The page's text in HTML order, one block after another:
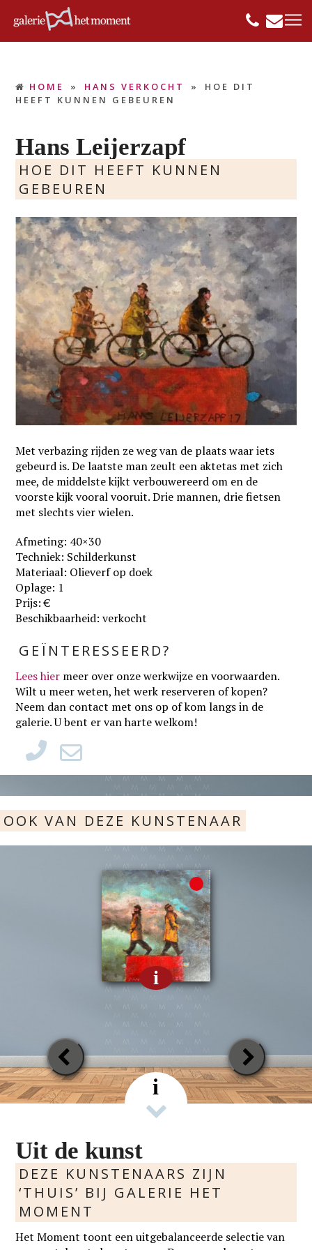
HOME » HANS VERKOCHT »
HOE DIT
HEEFT KUNNEN GEBEUREN
Hans Leijerzapf
HOE DIT HEEFT KUNNEN
GEBEUREN
Met verbazing rijden ze weg van de plaats waar iets
gebeurd is. De laatste man zeult een aktetas met zich
mee, de middelste kijkt verbouwereerd om en de
voorste kijk vooral vooruit. Drie mannen, drie fietsen
met slechts vier wielen.
Afmeting: 40×30
Techniek: Schilderkunst
Materiaal: Olieverf op doek
Oplage: 1
Prijs: €
Beschikbaarheid: verkocht
GEÏNTERESSEERD?
Lees hier meer over onze werkwijze en voorwaarden.
Wilt u meer weten, het werk reserveren of kopen?
Neem dan contact met ons op of kom langs in de
galerie. U bent er van harte welkom!
OOK VAN DEZE KUNSTENAAR
i
Previous
Slide
Next
Slide
i
Uit de kunst
DEZE KUNSTENAARS ZIJN
‘THUIS’ BIJ GALERIE HET
MOMENT
Het Moment toont een uitgebalanceerde selectie van